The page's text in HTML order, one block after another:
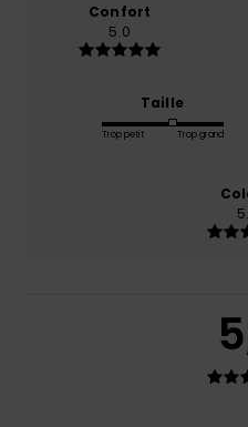
Confort
5.0
Taille
Trop petit Trop grand
5